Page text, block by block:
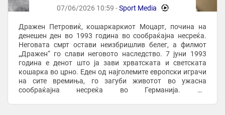
07/06/2026 10:59 -Sport Media -
Дражен Петровиќ, кошаркаркиот Моцарт, почина на
денешен ден во 1993 година во сообраќајна несреќа.
Неговата смрт остави неизбришлив белег, а филмот
„Дражен“ го слави неговото наследство. 7 јуни 1993
година е денот што ја зави хрватската и светската
кошарка во црно. Еден од најголемите европски играчи
на сите времиња, го загуби животот во ужасна
сообраќајна несреќа во Германија. По